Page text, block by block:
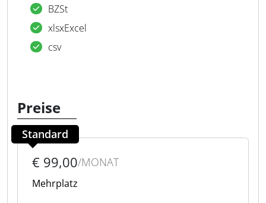
BZSt
xlsxExcel
csv
Preise
Standard
€ 99,00/MONAT
Mehrplatz